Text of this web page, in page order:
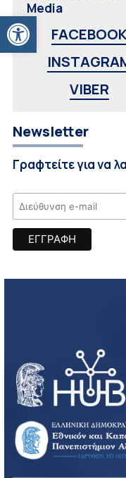
Ανοίξτε τη γραμμή εργαλείων
Media
VIBER
Newsletter
Γραφτείτε για να